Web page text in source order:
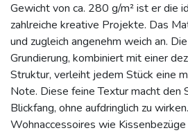
Gewicht von ca. 280 g/m² ist er die
zahlreiche kreative Projekte. Das
und zugleich angenehm weich an.
Grundierung, kombiniert mit einer
Struktur, verleiht jedem Stück eine
Note. Diese feine Textur macht den
Blickfang, ohne aufdringlich zu
Wohnaccessoires wie